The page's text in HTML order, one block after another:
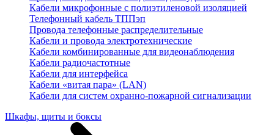
Кабели микрофонные с полиэтиленовой изоляцией
Телефонный кабель ТППэп
Провода телефонные распределительные
Кабели и провода электротехнические
Кабели комбинированные для видеонаблюдения
Кабели радиочастотные
Кабели для интерфейса
Кабели «витая пара» (LAN)
Кабели для систем охранно-пожарной сигнализации
Шкафы, щиты и боксы